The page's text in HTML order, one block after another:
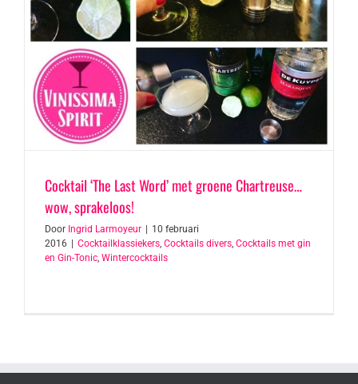
Cocktail ‘The Last Word’ met groene Chartreuse…
wow, sprakeloos!
Door Ingrid Larmoyeur
10 februari
2016
Cocktailklassiekers, Cocktails divers, Cocktails met gin
en Gin-Tonic, Wintercocktails